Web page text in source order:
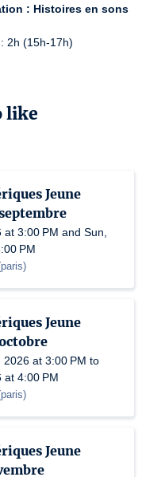
: Histoires en sons
2h (15h-17h)
like
Jeune
3:00 PM and Sun,
PM
paris)
Jeune
at 3:00 PM to
at 4:00 PM
paris)
Jeune